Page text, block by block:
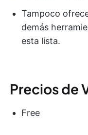
Tampoco
demás
esta lista.
Precios de
Free